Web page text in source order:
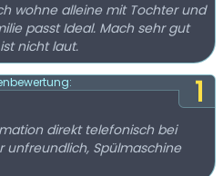
wohne alleine mit Tochter und
passt Ideal. Mach sehr gut
nicht laut.
1
direkt telefonisch bei
unfreundlich, Spülmaschine